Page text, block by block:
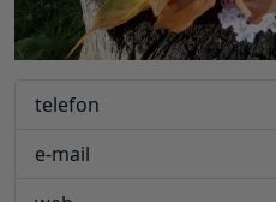
telefon
e-mail